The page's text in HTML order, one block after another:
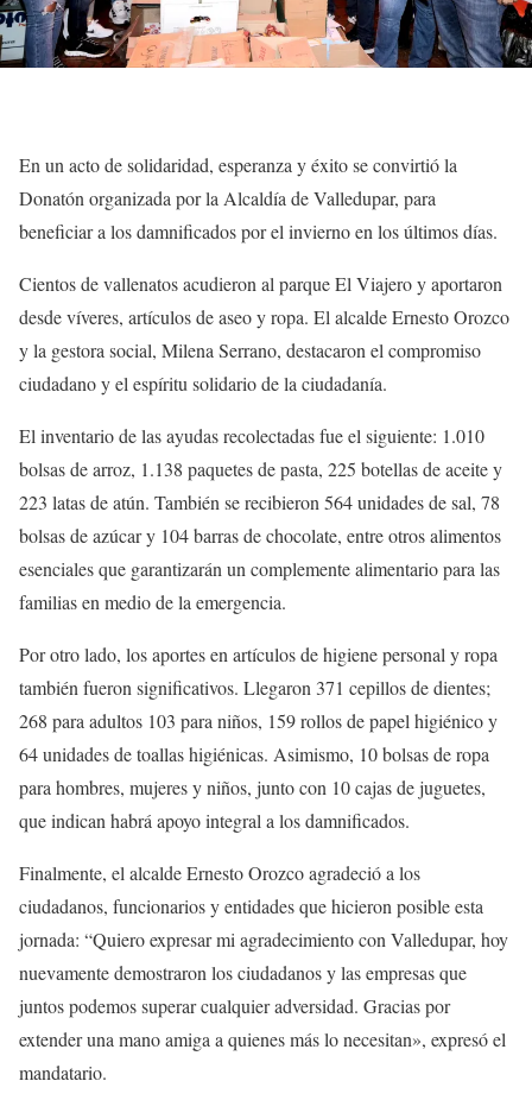
En un acto de solidaridad, esperanza y éxito se convirtió la
Donatón organizada por la Alcaldía de Valledupar, para
beneficiar a los damnificados por el invierno en los últimos días.
Cientos de vallenatos acudieron al parque El Viajero y aportaron
desde víveres, artículos de aseo y ropa. El alcalde Ernesto Orozco
y la gestora social, Milena Serrano, destacaron el compromiso
ciudadano y el espíritu solidario de la ciudadanía.
El inventario de las ayudas recolectadas fue el siguiente: 1.010
bolsas de arroz, 1.138 paquetes de pasta, 225 botellas de aceite y
223 latas de atún. También se recibieron 564 unidades de sal, 78
bolsas de azúcar y 104 barras de chocolate, entre otros alimentos
esenciales que garantizarán un complemente alimentario para las
familias en medio de la emergencia.
Por otro lado, los aportes en artículos de higiene personal y ropa
también fueron significativos. Llegaron 371 cepillos de dientes;
268 para adultos 103 para niños, 159 rollos de papel higiénico y
64 unidades de toallas higiénicas. Asimismo, 10 bolsas de ropa
para hombres, mujeres y niños, junto con 10 cajas de juguetes,
que indican habrá apoyo integral a los damnificados.
Finalmente, el alcalde Ernesto Orozco agradeció a los
ciudadanos, funcionarios y entidades que hicieron posible esta
jornada: “Quiero expresar mi agradecimiento con Valledupar, hoy
nuevamente demostraron los ciudadanos y las empresas que
juntos podemos superar cualquier adversidad. Gracias por
extender una mano amiga a quienes más lo necesitan», expresó el
mandatario.